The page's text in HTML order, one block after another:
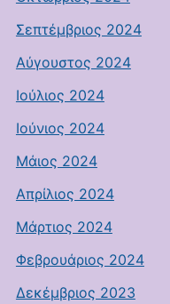
Σεπτέμβριος 2024
Αύγουστος 2024
Ιούλιος 2024
Ιούνιος 2024
Μάιος 2024
Απρίλιος 2024
Μάρτιος 2024
Φεβρουάριος 2024
Δεκέμβριος 2023